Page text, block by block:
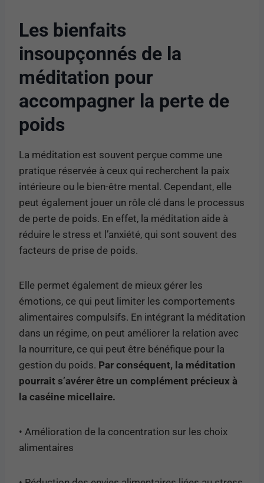
Les bienfaits
insoupçonnés de la
méditation pour
accompagner la perte de
poids
La méditation est souvent perçue comme une
pratique réservée à ceux qui recherchent la paix
intérieure ou le bien-être mental. Cependant, elle
peut également jouer un rôle clé dans le processus
de perte de poids. En effet, la méditation aide à
réduire le stress et l’anxiété, qui sont souvent des
facteurs de prise de poids.
Elle permet également de mieux gérer les
émotions, ce qui peut limiter les comportements
alimentaires compulsifs. En intégrant la méditation
dans un régime, on peut améliorer la relation avec
la nourriture, ce qui peut être bénéfique pour la
gestion du poids. Par conséquent, la méditation
pourrait s’avérer être un complément précieux à
la caséine micellaire.
• Amélioration de la concentration sur les choix
alimentaires